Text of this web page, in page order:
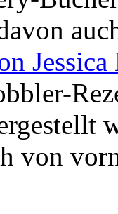
Jessica
von